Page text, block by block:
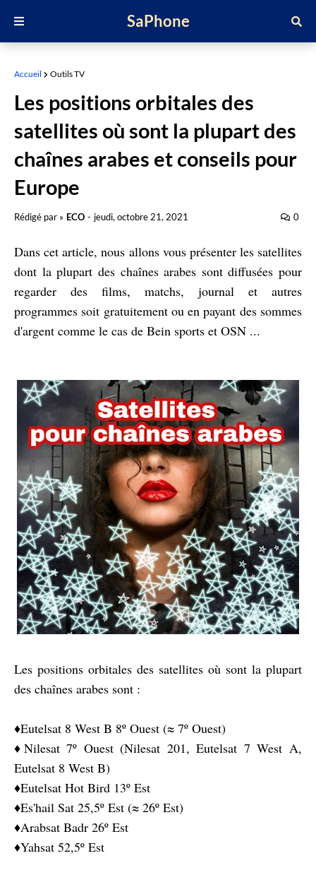
SaPhone
Accueil Outils TV
Les positions orbitales des
satellites où sont la plupart des
chaînes arabes et conseils pour
Europe
Rédigé par » ECO - jeudi, octobre 21, 2021 0
Dans cet article, nous allons vous présenter les satellites
dont la plupart des chaînes arabes sont diffusées pour
regarder des films, matchs, journal et autres
programmes soit gratuitement ou en payant des sommes
d'argent comme le cas de Bein sports et OSN ...
Les positions orbitales des satellites où sont la plupart
des chaînes arabes sont :
♦️Eutelsat 8 West B 8º Ouest (≈ 7º Ouest)
♦️Nilesat 7º Ouest (Nilesat 201, Eutelsat 7 West A,
Eutelsat 8 West B)
♦️Eutelsat Hot Bird 13º Est
♦️Es'hail Sat 25,5º Est (≈ 26º Est)
♦️Arabsat Badr 26º Est
♦️Yahsat 52,5º Est